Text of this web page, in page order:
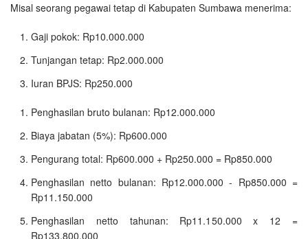
Misal seorang pegawai tetap di Kabupaten Sumbawa menerima:
Gaji pokok: Rp10.000.000
Tunjangan tetap: Rp2.000.000
Iuran BPJS: Rp250.000
Penghasilan bruto bulanan: Rp12.000.000
Biaya jabatan (5%): Rp600.000
Pengurang total: Rp600.000 + Rp250.000 = Rp850.000
Penghasilan netto bulanan: Rp12.000.000 - Rp850.000 =
Rp11.150.000
Penghasilan netto tahunan: Rp11.150.000 x 12 =
Rp133.800.000